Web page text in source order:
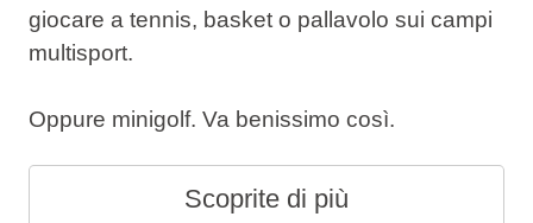
giocare a tennis, basket o pallavolo sui campi
multisport.
Oppure minigolf. Va benissimo così.
Scoprite di più